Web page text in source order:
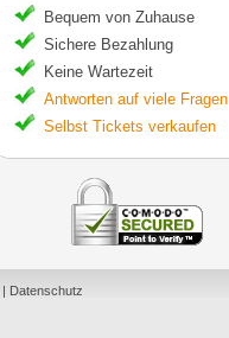
Bequem von Zuhause
Sichere Bezahlung
Keine Wartezeit
Antworten auf viele Fragen
Selbst Tickets verkaufen
| Datenschutz